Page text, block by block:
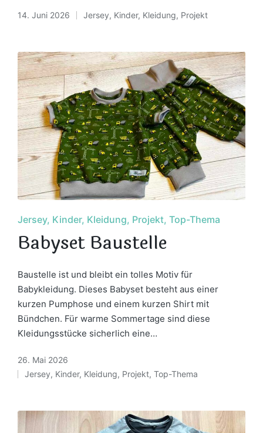
14. Juni 2026
Posted
Jersey, Kinder, Kleidung, Projekt
Posted
in
Jersey Kinder Kleidung Projekt Top-Thema
Babyset Baustelle
Baustelle ist und bleibt ein tolles Motiv für
Babykleidung. Dieses Babyset besteht aus einer
kurzen Pumphose und einem kurzen Shirt mit
Bündchen. Für warme Sommertage sind diese
Kleidungsstücke sicherlich eine…
26. Mai 2026
Posted
Jersey, Kinder, Kleidung, Projekt, Top-Thema